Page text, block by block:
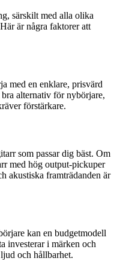
särskilt med alla olika
är några faktorer att
med en enklare, prisvärd
alternativ för nybörjare,
förstärkare.
som passar dig bäst. Om
med hög output-pickuper
akustiska framträdanden är
kan en budgetmodell
investerar i märken och
och hållbarhet.